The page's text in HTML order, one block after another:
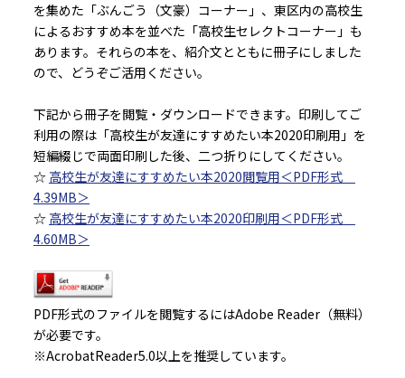
を集めた「ぶんごう（文豪）コーナー」、東区内の高校生
によるおすすめ本を並べた「高校生セレクトコーナー」も
あります。それらの本を、紹介文とともに冊子にしました
ので、どうぞご活用ください。
下記から冊子を閲覧・ダウンロードできます。印刷してご
利用の際は「高校生が友達にすすめたい本2020印刷用」を
短編綴じで両面印刷した後、二つ折りにしてください。
☆ 高校生が友達にすすめたい本2020閲覧用＜PDF形式
4.39MB＞
☆ 高校生が友達にすすめたい本2020印刷用＜PDF形式
4.60MB＞
PDF形式のファイルを閲覧するにはAdobe Reader（無料）
が必要です。
※AcrobatReader5.0以上を推奨しています。